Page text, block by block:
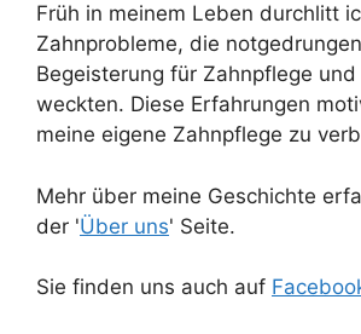
Früh in meinem Leben durchlitt
Zahnprobleme, die
Begeisterung für Zahnpflege
weckten. Diese Erfahrungen
meine eigene Zahnpflege zu
Mehr über meine Geschichte
der 'Über uns' Seite.
Sie finden uns auch auf